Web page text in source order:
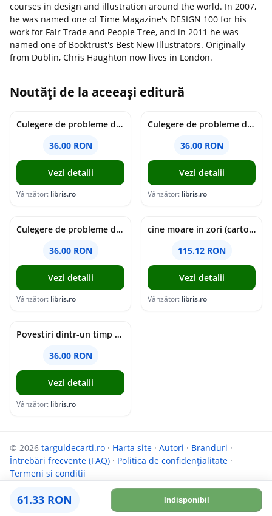
61.33 RON Indisponibil
courses in design and illustration around the world. In 2007,
he was named one of Time Magazine's DESIGN 100 for his
work for Fair Trade and People Tree, and in 2011 he was
named one of Booktrust's Best New Illustrators. Originally
from Dublin, Chris Haughton now lives in London.
Noutăți de la aceeași editură
Culegere de probleme de matematica - Clasa 7 - Ioana Monalisa Manea
36.00 RON
Vezi detalii
Vânzător: libris.ro
Culegere de probleme de matematica - Clasa 6 - Ioana Monalisa Manea, Cristina Neagoe
36.00 RON
Vezi detalii
Vânzător: libris.ro
Culegere de probleme de matematica - Clasa 5 - Ioana Monalisa Manea, Cristina Neagoe
36.00 RON
Vezi detalii
Vânzător: libris.ro
cine moare in zori (cartonata) - holly jackson
115.12 RON
Vezi detalii
Vânzător: libris.ro
Povestiri dintr-un timp suspendat - Simona Mihutiu
36.00 RON
Vezi detalii
Vânzător: libris.ro
© 2026 targuldecarti.ro · Harta site · Autori · Branduri ·
Întrebări frecvente (FAQ) · Politica de confidențialitate ·
Termeni si conditii
Parteneri:InfoCompanii.ro GoShopping.ro